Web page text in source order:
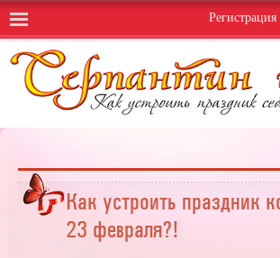
Регистрация
Как устроить праздник
23 февраля?!